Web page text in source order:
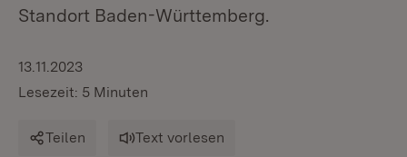
Standort Baden-Württemberg.
13.11.2023
Lesezeit: 5 Minuten
Teilen Text vorlesen